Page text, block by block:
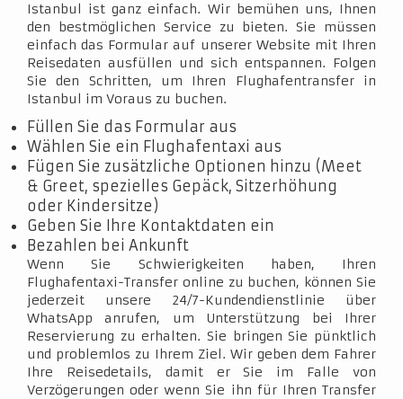
Istanbul ist ganz einfach. Wir bemühen uns, Ihnen
den bestmöglichen Service zu bieten. Sie müssen
einfach das Formular auf unserer Website mit Ihren
Reisedaten ausfüllen und sich entspannen. Folgen
Sie den Schritten, um Ihren Flughafentransfer in
Istanbul im Voraus zu buchen.
Füllen Sie das Formular aus
Wählen Sie ein Flughafentaxi aus
Fügen Sie zusätzliche Optionen hinzu (Meet
& Greet, spezielles Gepäck, Sitzerhöhung
oder Kindersitze)
Geben Sie Ihre Kontaktdaten ein
Bezahlen bei Ankunft
Wenn Sie Schwierigkeiten haben, Ihren
Flughafentaxi-Transfer online zu buchen, können Sie
jederzeit unsere 24/7-Kundendienstlinie über
WhatsApp anrufen, um Unterstützung bei Ihrer
Reservierung zu erhalten. Sie bringen Sie pünktlich
und problemlos zu Ihrem Ziel. Wir geben dem Fahrer
Ihre Reisedetails, damit er Sie im Falle von
Verzögerungen oder wenn Sie ihn für Ihren Transfer